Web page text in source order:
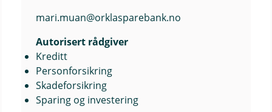
mari.muan@orklasparebank.no
Autorisert rådgiver
Kreditt
Personforsikring
Skadeforsikring
Sparing og investering